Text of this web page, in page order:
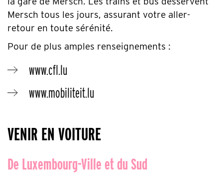
Mersch tous les jours, assurant votre aller-
retour en toute sérénité.
Pour de plus amples renseignements :
www.cfl.lu
www.mobiliteit.lu
VENIR EN VOITURE
De Luxembourg-Ville et du Sud